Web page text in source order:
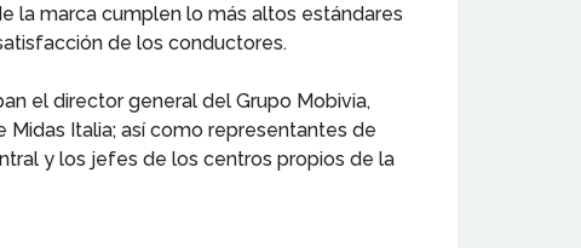
la marca cumplen lo más altos estándares
de los conductores.
el director general del Grupo Mobivia,
Midas Italia; así como representantes de
y los jefes de los centros propios de la